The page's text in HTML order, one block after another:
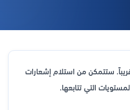
ستتمكن من استلام إشعارات
التي تتابعها.